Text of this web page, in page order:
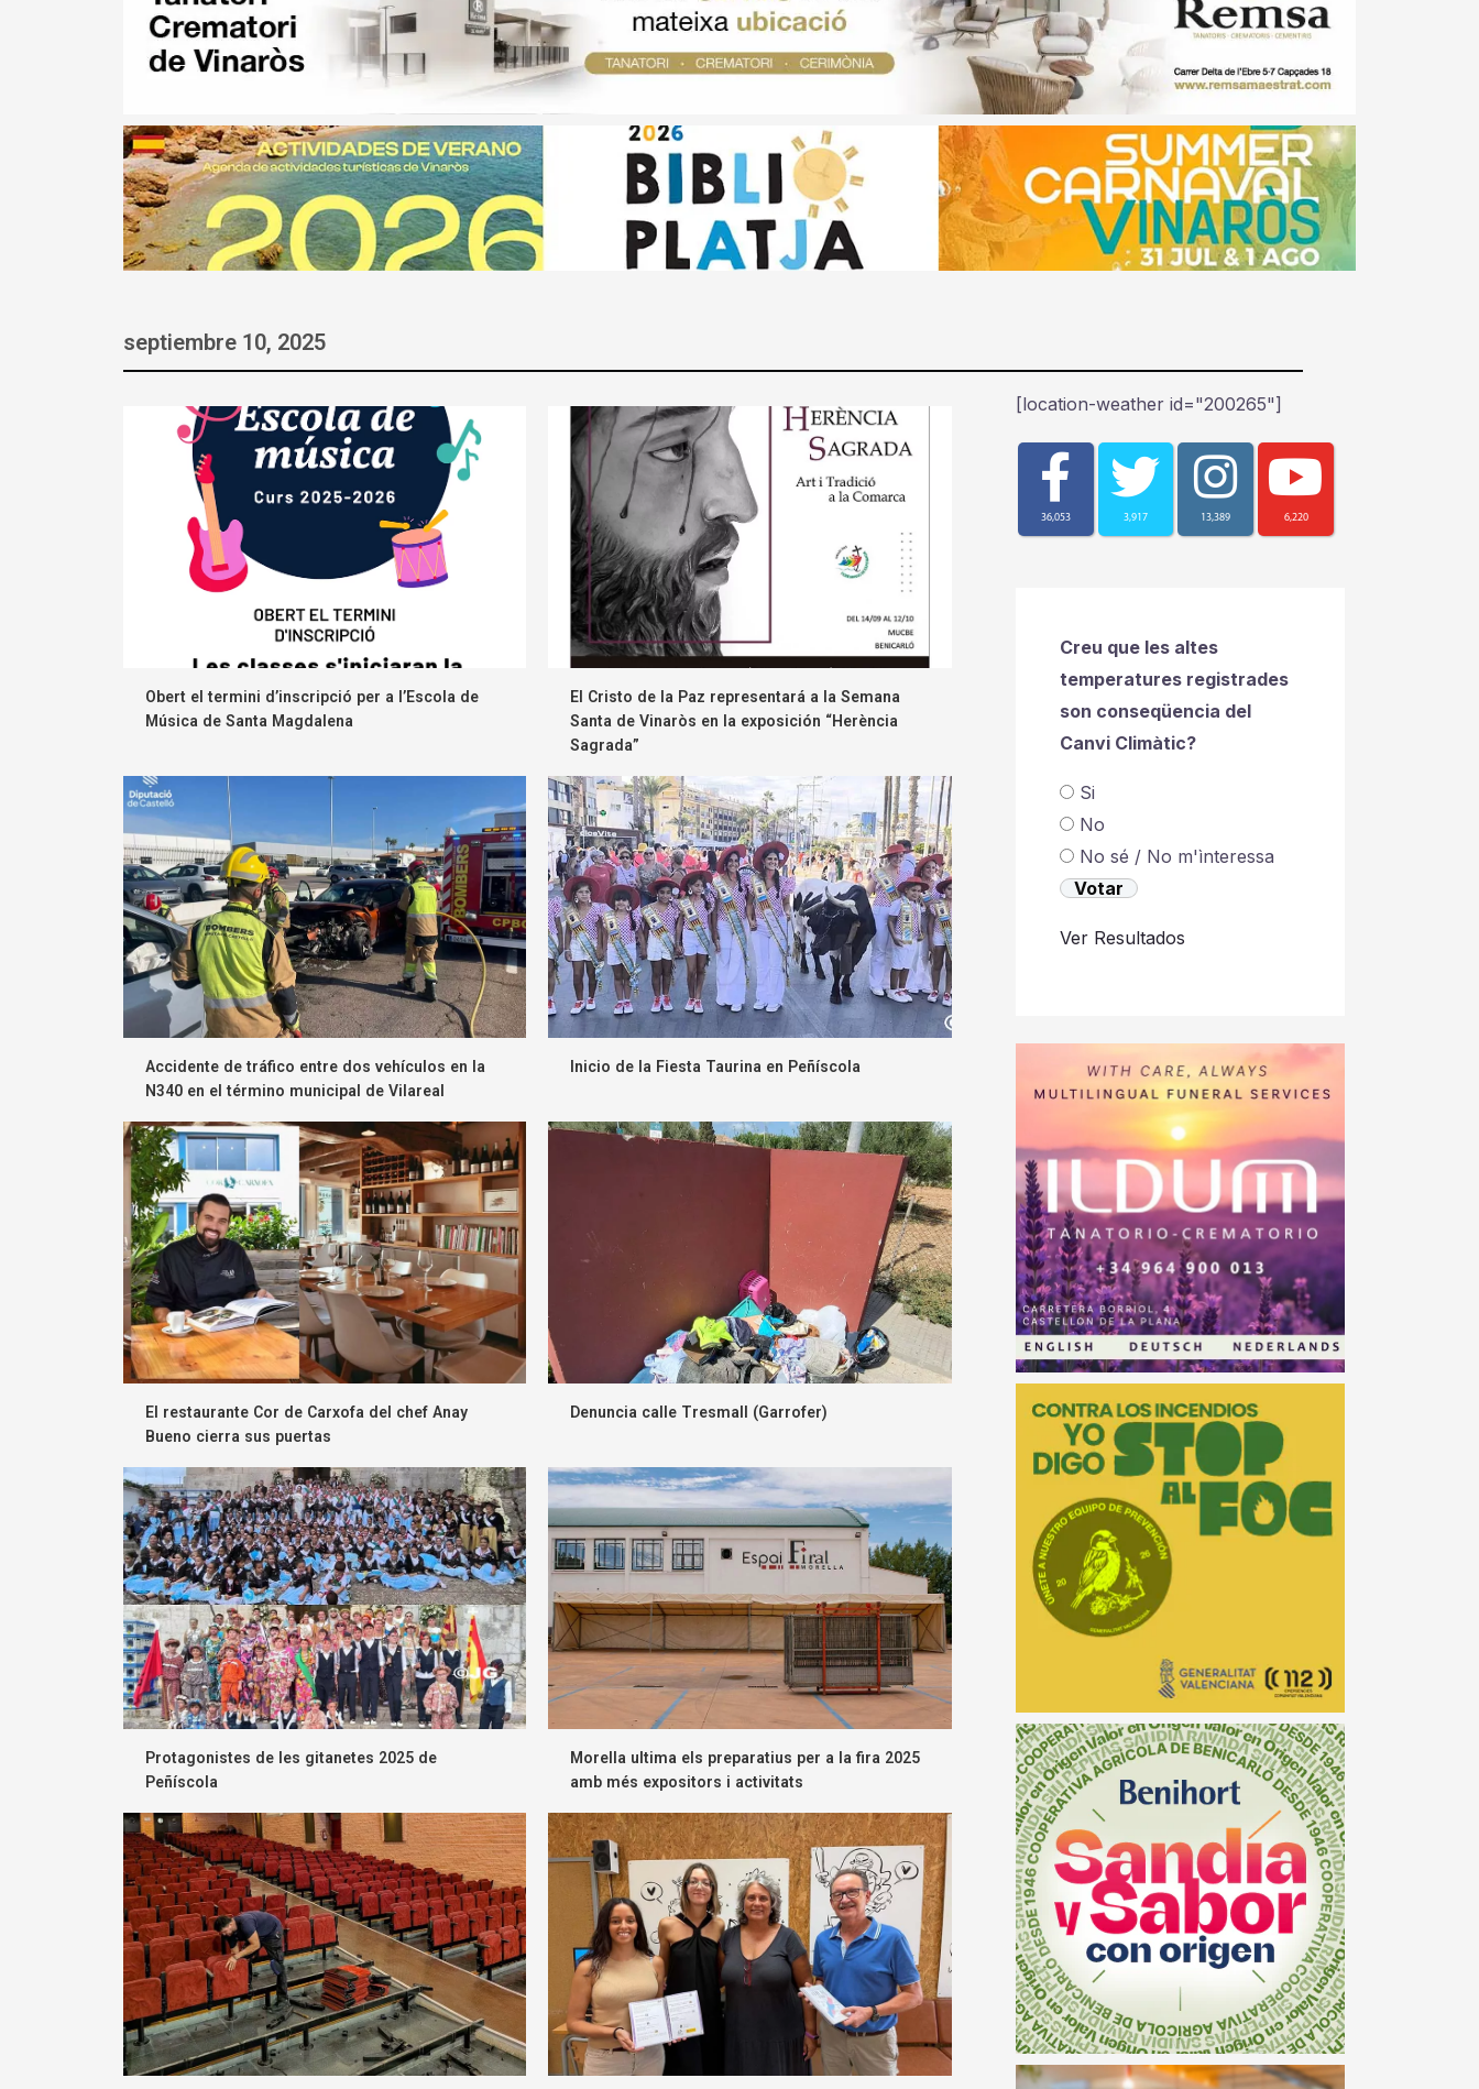
septiembre 10, 2025
Obert el termini d’inscripció per a l’Escola de
Música de Santa Magdalena
El Cristo de la Paz representará a la Semana
Santa de Vinaròs en la exposición “Herència
Sagrada”
Accidente de tráfico entre dos vehículos en la
N340 en el término municipal de Vilareal
Inicio de la Fiesta Taurina en Peñíscola
El restaurante Cor de Carxofa del chef Anay
Bueno cierra sus puertas
Denuncia calle Tresmall (Garrofer)
Protagonistes de les gitanetes 2025 de
Peñíscola
Morella ultima els preparatius per a la fira 2025
amb més expositors i activitats
[location-weather id="200265"]
36,053 3,917 13,389 6,220
Creu que les altes
temperatures registrades
son conseqüencia del
Canvi Climàtic?
Si
No
No sé / No m'ìnteressa
Ver Resultados